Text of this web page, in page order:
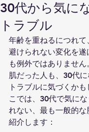
30代から気に
トラブル
年齢を重ねるにつれ
避けられない変化を
も例外ではありませ
肌だった人も、30代
トラブルに気づくか
こでは、30代で気に
れない、最も一般的
紹介します：